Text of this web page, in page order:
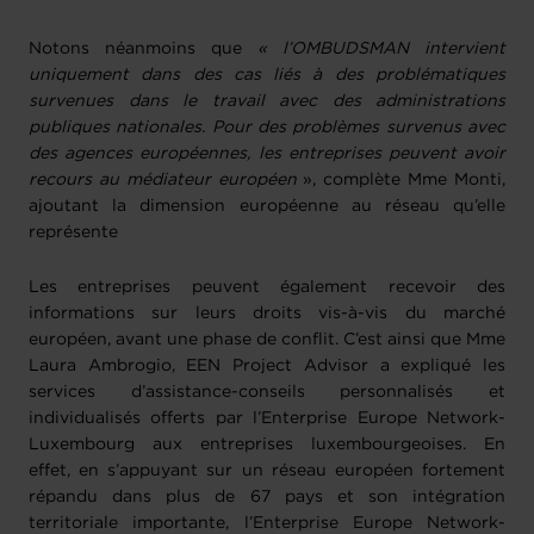
Notons néanmoins que « l’OMBUDSMAN intervient
uniquement dans des cas liés à des problématiques
survenues dans le travail avec des administrations
publiques nationales. Pour des problèmes survenus avec
des agences européennes, les entreprises peuvent avoir
recours au médiateur européen», complète Mme Monti,
ajoutant la dimension européenne au réseau qu’elle
représente
Les entreprises peuvent également recevoir des
informations sur leurs droits vis-à-vis du marché
européen, avant une phase de conflit. C’est ainsi que Mme
Laura Ambrogio, EEN Project Advisor a expliqué les
services d’assistance-conseils personnalisés et
individualisés offerts par l’Enterprise Europe Network-
Luxembourg aux entreprises luxembourgeoises. En
effet, en s’appuyant sur un réseau européen fortement
répandu dans plus de 67 pays et son intégration
territoriale importante, l’Enterprise Europe Network-